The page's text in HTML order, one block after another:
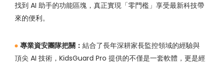
找到 AI 助手的功能區塊，真正實現「零門檻」享受最新科技帶
來的便利。
專業資安團隊把關： 結合了長年深耕家長監控領域的經驗與
頂尖 AI 技術，KidsGuard Pro 提供的不僅是一套軟體，更是經